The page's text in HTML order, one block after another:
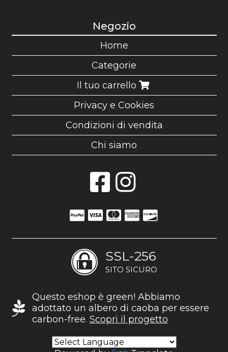
Negozio
Home
Categorie
Il tuo carrello
Privacy e Cookies
Condizioni di vendita
Chi siamo
SSL-256
SITO SICURO
Questo eshop è green! Abbiamo
adottato un albero di caoba per essere
carbon-free. Scopri il progetto